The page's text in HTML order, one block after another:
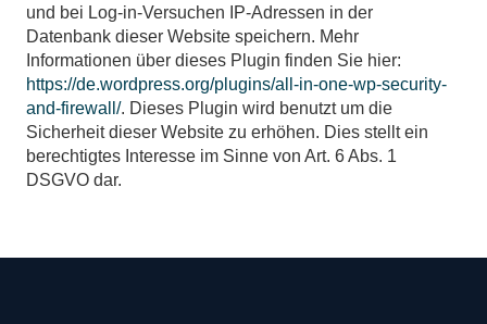
und bei Log-in-Versuchen IP-Adressen in der
Datenbank dieser Website speichern. Mehr
Informationen über dieses Plugin finden Sie hier:
https://de.wordpress.org/plugins/all-in-one-wp-security-
and-firewall/. Dieses Plugin wird benutzt um die
Sicherheit dieser Website zu erhöhen. Dies stellt ein
berechtigtes Interesse im Sinne von Art. 6 Abs. 1
DSGVO dar.